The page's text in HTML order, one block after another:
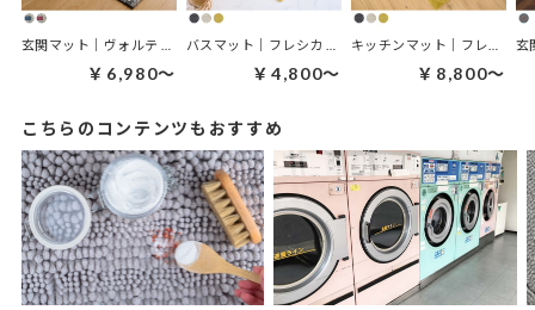
￥6,980～ ￥4,800～ ￥8,800～
こちらのコンテンツもおすすめ